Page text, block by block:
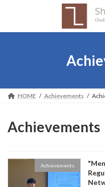
HOME Achievements
Achievements
Achievements